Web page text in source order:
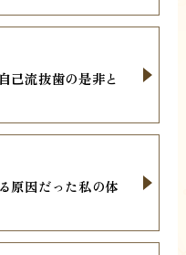
己流抜歯の是非と
原因だった私の体